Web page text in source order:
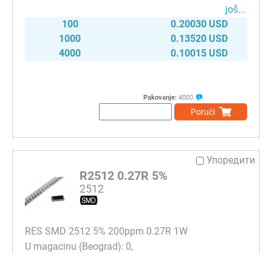
јоš...
100
0.20030 USD
1000
0.13520 USD
4000
0.10015 USD
Pakovanje: 4000
Poruči
Упоредити
R2512 0.27R 5%
2512
RES SMD 2512 5% 200ppm 0.27R 1W
0